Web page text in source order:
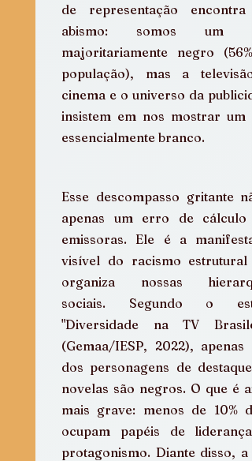
de representação encontra
abismo: somos um
majoritariamente negro
população), mas a
cinema e o universo da
insistem em nos mostrar um
essencialmente branco.
Esse descompasso gritante
apenas um erro de cálculo
emissoras. Ele é a
visível do racismo estrutural
organiza nossas
sociais. Segundo o
"Diversidade na TV
(Gemaa/IESP, 2022), apenas
dos personagens de destaque
novelas são negros. O que é
mais grave: menos de 10%
ocupam papéis de liderança
protagonismo. Diante disso, a